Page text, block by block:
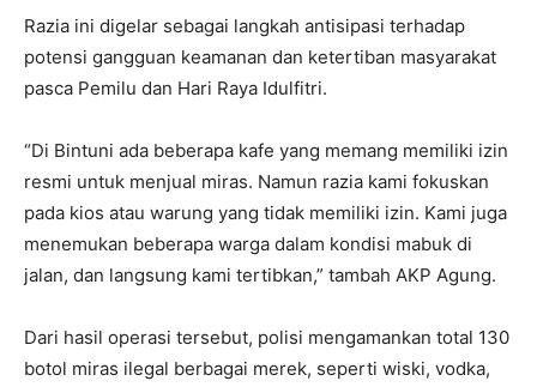
Razia ini digelar sebagai langkah antisipasi terhadap
potensi gangguan keamanan dan ketertiban masyarakat
pasca Pemilu dan Hari Raya Idulfitri.
“Di Bintuni ada beberapa kafe yang memang memiliki izin
resmi untuk menjual miras. Namun razia kami fokuskan
pada kios atau warung yang tidak memiliki izin. Kami juga
menemukan beberapa warga dalam kondisi mabuk di
jalan, dan langsung kami tertibkan,” tambah AKP Agung.
Dari hasil operasi tersebut, polisi mengamankan total 130
botol miras ilegal berbagai merek, seperti wiski, vodka,